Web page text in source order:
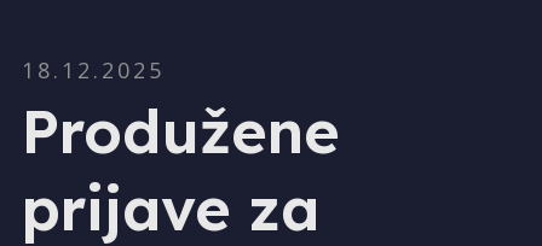
18.12.2025
Produžene
prijave za